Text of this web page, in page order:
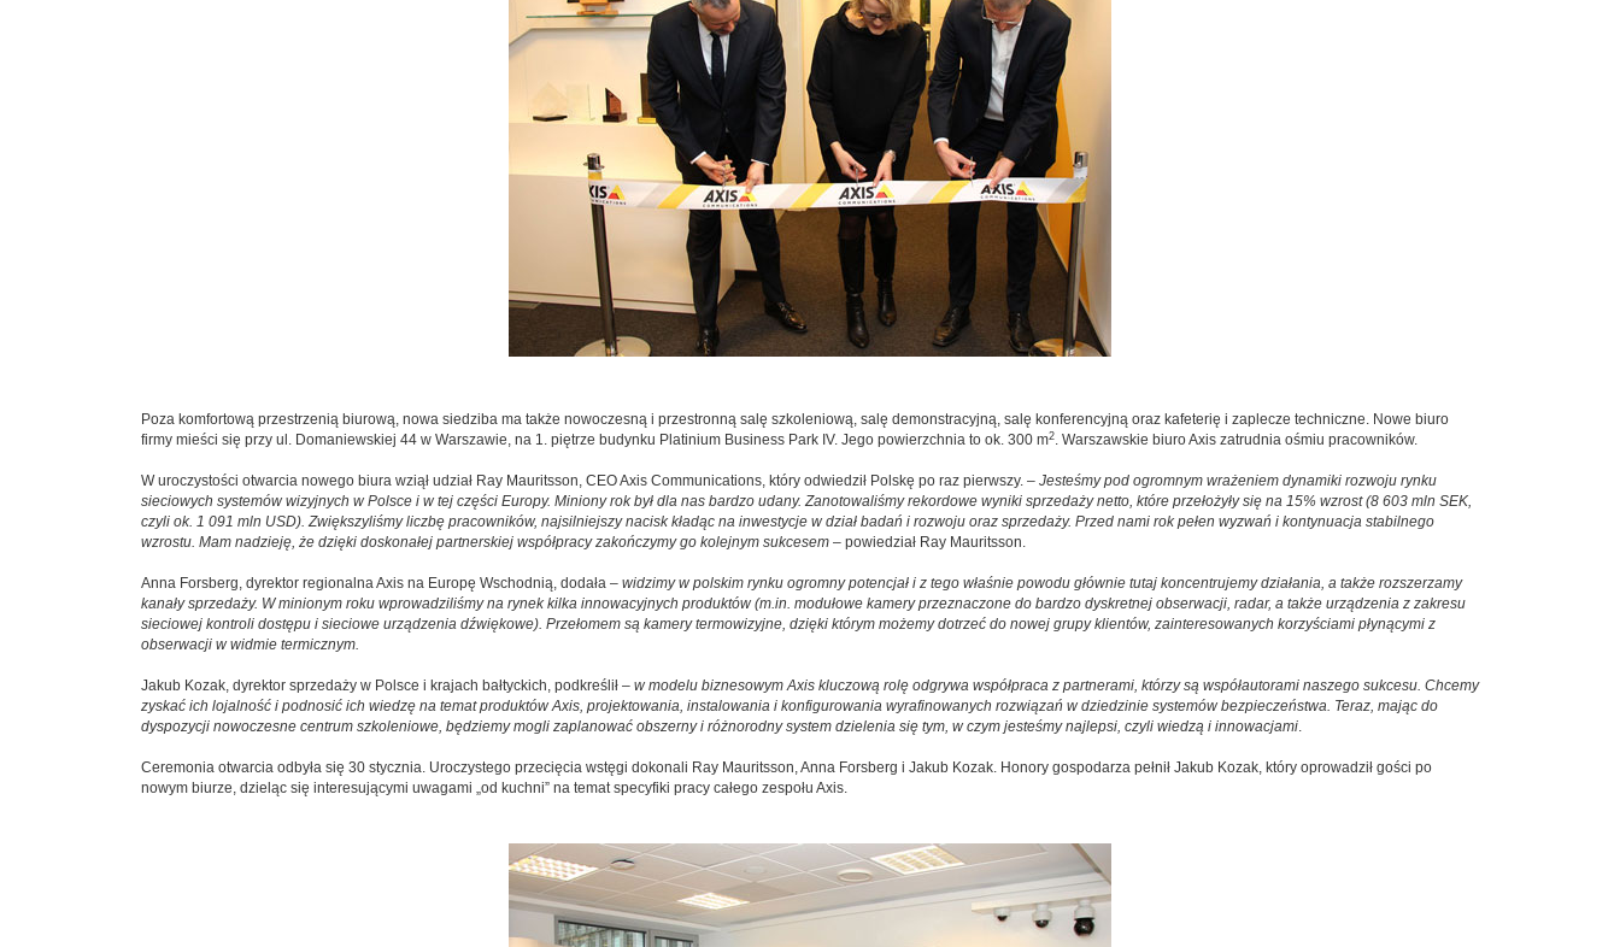
Poza komfortową przestrzenią biurową, nowa siedziba ma także nowoczesną i przestronną salę szkoleniową, salę demonstracyjną, salę konferencyjną oraz kafeterię i zaplecze techniczne. Nowe biuro
firmy mieści się przy ul. Domaniewskiej 44 w Warszawie, na 1. piętrze budynku Platinium Business Park IV. Jego powierzchnia to ok. 300 m2. Warszawskie biuro Axis zatrudnia ośmiu pracowników.
W uroczystości otwarcia nowego biura wziął udział Ray Mauritsson, CEO Axis Communications, który odwiedził Polskę po raz pierwszy. – Jesteśmy pod ogromnym wrażeniem dynamiki rozwoju rynku
sieciowych systemów wizyjnych w Polsce i w tej części Europy. Miniony rok był dla nas bardzo udany. Zanotowaliśmy rekordowe wyniki sprzedaży netto, które przełożyły się na 15% wzrost (8 603 mln SEK,
czyli ok. 1 091 mln USD). Zwiększyliśmy liczbę pracowników, najsilniejszy nacisk kładąc na inwestycje w dział badań i rozwoju oraz sprzedaży. Przed nami rok pełen wyzwań i kontynuacja stabilnego
wzrostu. Mam nadzieję, że dzięki doskonałej partnerskiej współpracy zakończymy go kolejnym sukcesem – powiedział Ray Mauritsson.
Anna Forsberg, dyrektor regionalna Axis na Europę Wschodnią, dodała – widzimy w polskim rynku ogromny potencjał i z tego właśnie powodu głównie tutaj koncentrujemy działania, a także rozszerzamy
kanały sprzedaży. W minionym roku wprowadziliśmy na rynek kilka innowacyjnych produktów (m.in. modułowe kamery przeznaczone do bardzo dyskretnej obserwacji, radar, a także urządzenia z zakresu
sieciowej kontroli dostępu i sieciowe urządzenia dźwiękowe). Przełomem są kamery termowizyjne, dzięki którym możemy dotrzeć do nowej grupy klientów, zainteresowanych korzyściami płynącymi z
obserwacji w widmie termicznym.
Jakub Kozak, dyrektor sprzedaży w Polsce i krajach bałtyckich, podkreślił – w modelu biznesowym Axis kluczową rolę odgrywa współpraca z partnerami, którzy są współautorami naszego sukcesu. Chcemy
zyskać ich lojalność i podnosić ich wiedzę na temat produktów Axis, projektowania, instalowania i konfigurowania wyrafinowanych rozwiązań w dziedzinie systemów bezpieczeństwa. Teraz, mając do
dyspozycji nowoczesne centrum szkoleniowe, będziemy mogli zaplanować obszerny i różnorodny system dzielenia się tym, w czym jesteśmy najlepsi, czyli wiedzą i innowacjami.
Ceremonia otwarcia odbyła się 30 stycznia. Uroczystego przecięcia wstęgi dokonali Ray Mauritsson, Anna Forsberg i Jakub Kozak. Honory gospodarza pełnił Jakub Kozak, który oprowadził gości po
nowym biurze, dzieląc się interesującymi uwagami „od kuchni” na temat specyfiki pracy całego zespołu Axis.